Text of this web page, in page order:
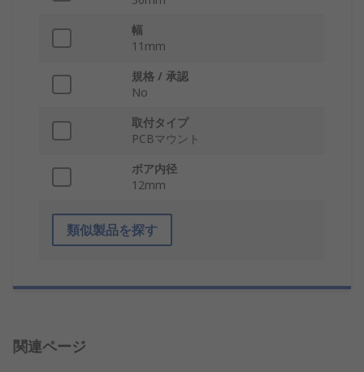
幅
11mm
規格 / 承認
No
取付タイプ
PCBマウント
ボア内径
12mm
類似製品を探す
関連ページ